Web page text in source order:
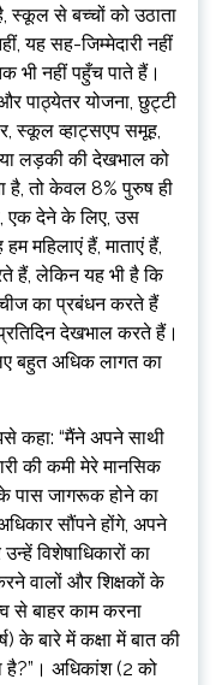
स्कूल से बच्चों को उठाता
यह सह-जिम्मेदारी नहीं
भी नहीं पहुँच पाते हैं।
पाठ्येतर योजना, छुट्टी
स्कूल व्हाट्सएप समूह,
या लड़की की देखभाल को
है, तो केवल 8% पुरुष ही
एक देने के लिए, उस
महिलाएं हैं, माताएं हैं,
हैं, लेकिन यह भी है कि
का प्रबंधन करते हैं
देखभाल करते हैं।
बहुत अधिक लागत का
कहा: “मैंने अपने साथी
की कमी मेरे मानसिक
पास जागरूक होने का
सौंपने होंगे, अपने
विशेषाधिकारों का
वालों और शिक्षकों के
से बाहर काम करना
के बारे में कक्षा में बात की
है?”। अधिकांश (2 को